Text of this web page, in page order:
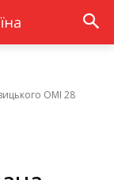
ОМІ 28